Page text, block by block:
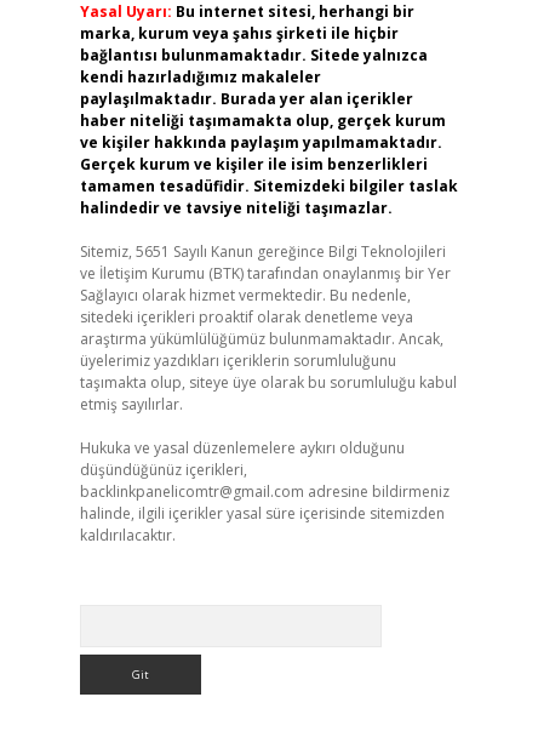
Yasal Uyarı: Bu internet sitesi, herhangi bir
marka, kurum veya şahıs şirketi ile hiçbir
bağlantısı bulunmamaktadır. Sitede yalnızca
kendi hazırladığımız makaleler
paylaşılmaktadır. Burada yer alan içerikler
haber niteliği taşımamakta olup, gerçek kurum
ve kişiler hakkında paylaşım yapılmamaktadır.
Gerçek kurum ve kişiler ile isim benzerlikleri
tamamen tesadüfidir. Sitemizdeki bilgiler taslak
halindedir ve tavsiye niteliği taşımazlar.
Sitemiz, 5651 Sayılı Kanun gereğince Bilgi Teknolojileri
ve İletişim Kurumu (BTK) tarafından onaylanmış bir Yer
Sağlayıcı olarak hizmet vermektedir. Bu nedenle,
sitedeki içerikleri proaktif olarak denetleme veya
araştırma yükümlülüğümüz bulunmamaktadır. Ancak,
üyelerimiz yazdıkları içeriklerin sorumluluğunu
taşımakta olup, siteye üye olarak bu sorumluluğu kabul
etmiş sayılırlar.
Hukuka ve yasal düzenlemelere aykırı olduğunu
düşündüğünüz içerikleri,
backlinkpanelicomtr@gmail.com adresine bildirmeniz
halinde, ilgili içerikler yasal süre içerisinde sitemizden
kaldırılacaktır.